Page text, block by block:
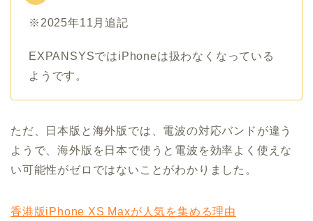
※2025年11月追記
EXPANSYSではiPhoneは扱わなくなっている
ようです。
ただ、日本版と海外版では、電波の対応バンドが違う
ようで、海外版を日本で使うと電波を効率よく使えな
い可能性がゼロではないことがわかりました。
香港版iPhone XS Maxが人気を集める理由